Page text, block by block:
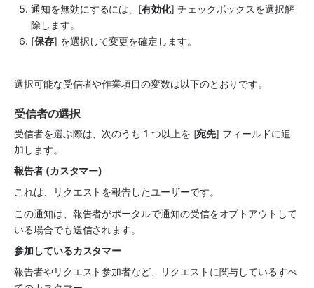
通知を無効にするには、[有効化] チェックボックスを選択解
除します。
[保存] を選択して変更を確定します。
選択可能な受信者や作業項目の変数は以下のとおりです。
受信者の選択
受信者を選ぶ際は、次のうち 1 つ以上を [宛先] フィールドに追
加します。
報告者 (カスタマー)
これは、リクエストを報告したユーザーです。
この通知は、報告者がポータルで通知の受信をオプトアウトして
いる場合でも送信されます。
参加しているカスタマー
報告者やリクエスト参加者など、リクエストに関与しているすべ